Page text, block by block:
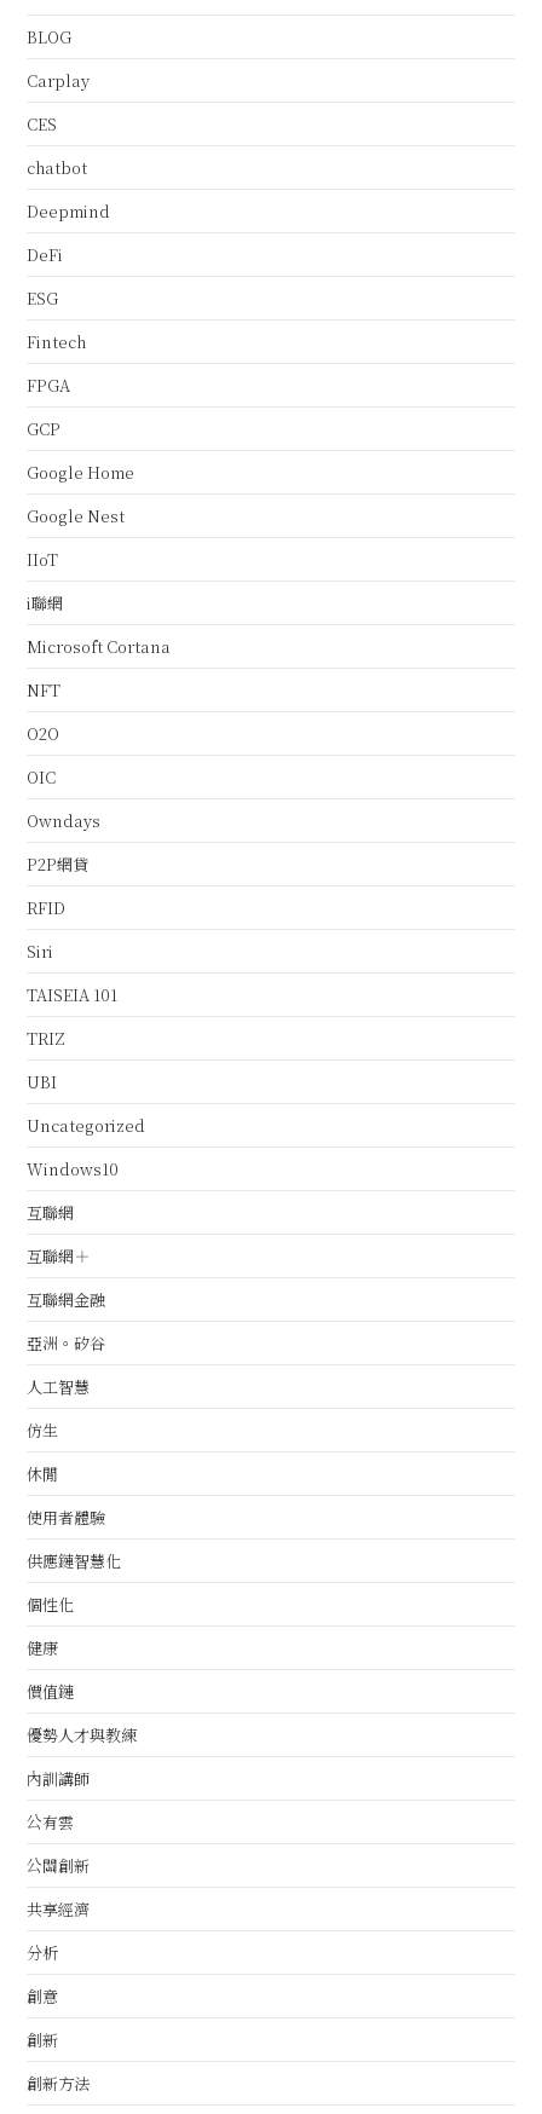
BLOG
Carplay
CES
chatbot
Deepmind
DeFi
ESG
Fintech
FPGA
GCP
Google Home
Google Nest
IIoT
i聯網
Microsoft Cortana
NFT
O2O
OIC
Owndays
P2P網貸
RFID
Siri
TAISEIA 101
TRIZ
UBI
Uncategorized
Windows10
互聯網
互聯網＋
互聯網金融
亞洲。矽谷
人工智慧
仿生
休閒
使用者體驗
供應鏈智慧化
個性化
健康
價值鏈
優勢人才與教練
內訓講師
公有雲
公關創新
共享經濟
分析
創意
創新
創新方法